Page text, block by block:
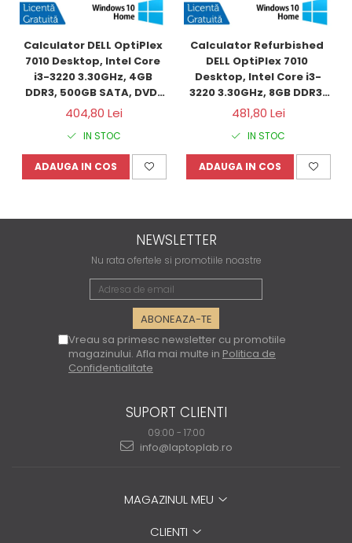
Calculator DELL OptiPlex
7010 Desktop, Intel Core
i3-3220 3.30GHz, 4GB
DDR3, 500GB SATA, DVD-
RW + Windows 10 Home
404,80 Lei
IN STOC
ADAUGA IN COS
Calculator Refurbished
DELL OptiPlex 7010
Desktop, Intel Core i3-
3220 3.30GHz, 8GB DDR3,
120GB SSD + Windows 10
Home
481,80 Lei
IN STOC
ADAUGA IN COS
NEWSLETTER
Nu rata ofertele si promotiile noastre
Vreau sa primesc newsletter cu promotiile
magazinului. Afla mai multe in Politica de
Confidentialitate
SUPORT CLIENTI
09:00 - 17:00
info@laptoplab.ro
MAGAZINUL MEU
CLIENTI